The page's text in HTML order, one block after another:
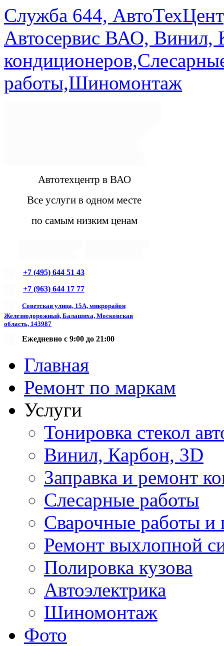
Служба 644,
Автосервис ВАО, Винил,
работы,Шиномонтаж
Автотехцентр в ВАО
Все услуги в одном месте
по самым низким ценам
+7 (495) 644 51 43
+7 (963) 644 17 77
Советская улица, 15А, микрорайон
Железнодорожный, Балашиха, Московская
область, 143987
Ежедневно с 9:00 до 21:00
Главная
Ремонт по маркам
Услуги
Тонировка стекол
Винил, Карбон, 3D
Заправка и ремонт
Слесарные работы
Сварочные работы и
Ремонт выхлопной
Полировка кузова
Автоэлектрика
Шиномонтаж
Фото